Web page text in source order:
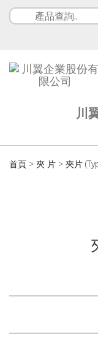
川
首頁 > 夾 片 > 夾片